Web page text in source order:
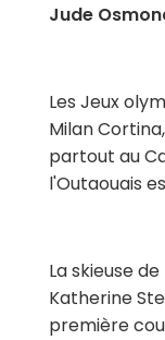
Jude
Les Jeux
Milan
partout au
l'Outaouais
La skieuse
Katherine
première